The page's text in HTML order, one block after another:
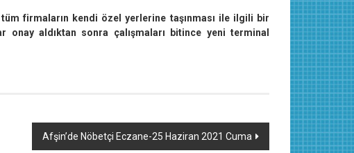
firmaların kendi özel yerlerine taşınması ile ilgili bir
aldıktan sonra çalışmaları bitince yeni terminal
Afşin’de Nöbetçi Eczane-25 Haziran 2021 Cuma